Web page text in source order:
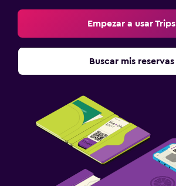
Empezar a usar Trips
Buscar mis reservas